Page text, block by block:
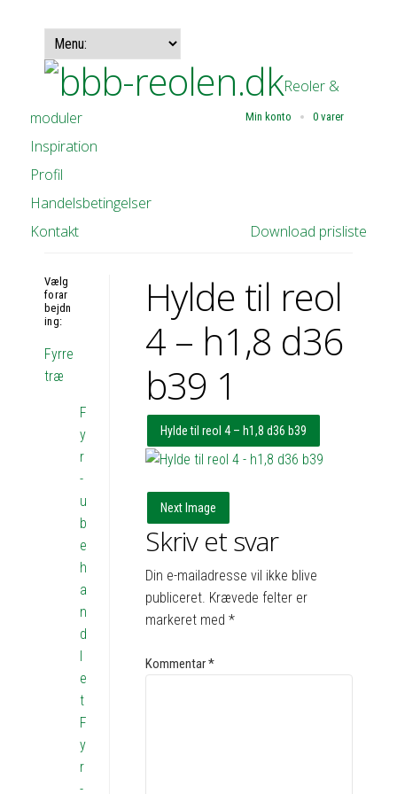
Min konto 0 varer
Reoler &
moduler
Inspiration
Profil
Handelsbetingelser
Download prisliste
Kontakt
Hylde til reol
4 – h1,8 d36
b39 1
Hylde til reol 4 – h1,8 d36 b39
Next Image
Skriv et svar
Din e-mailadresse vil ikke blive
publiceret. Krævede felter er
markeret med*
Kommentar*
Vælg
forar
bejdn
ing:
Fyrre
træ
F
y
r
-
u
b
e
h
a
n
d
l
e
t
F
y
r
-